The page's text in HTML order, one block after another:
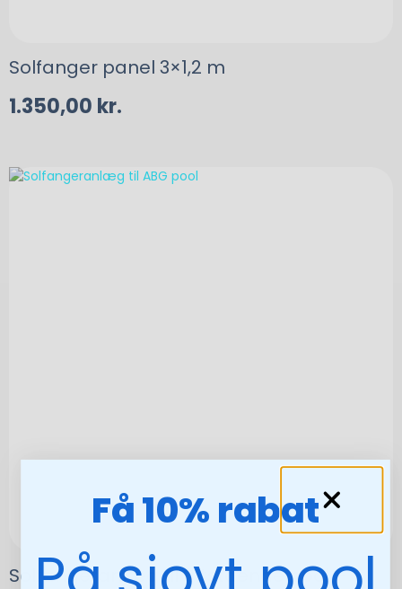
Solfanger panel 3×1,2 m
1.350,00 kr.
Solfangeranlæg til fritstående pool –
Få 10% rabat